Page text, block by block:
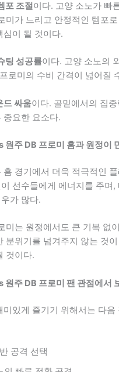
포 조절이다. 고양 소노가 빠
미가 느리고 안정적인 템포
심이 될 것이다.
팅 성공률이다. 고양 소노의
로미의 수비 간격이 넓어질
드 싸움이다. 골밑에서의 집
중요한 요소다.
원주 DB 프로미 홈과 원정이
홈 경기에서 더욱 적극적인
선수들에게 에너지를 주며,
가 많다.
미는 원정에서도 큰 기복 없
분위기를 넘겨주지 않는 것
것이다.
원주 DB 프로미 팬 관점에서
미있게 즐기기 위해서는 다음
공격 선택